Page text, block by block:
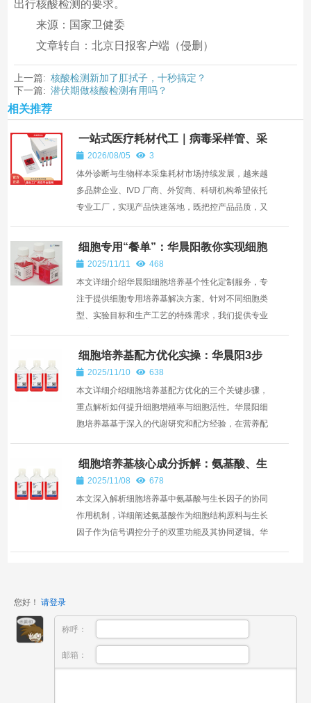
出行核酸检测的要求。
来源：国家卫健委
文章转自：北京日报客户端（侵删）
上一篇: 核酸检测新加了肛拭子，十秒搞定？
下一篇: 潜伏期做核酸检测有用吗？
相关推荐
一站式医疗耗材代工｜病毒采样管、采
样拭子、棉签杆注塑、来料加工服务
—— 深圳市华晨阳科技有限公司
2026/08/05
3
体外诊断与生物样本采集耗材市场持续发展，越来越
多品牌企业、IVD 厂商、外贸商、科研机构希望依托
专业工厂，实现产品快速落地，既把控产品品质，又
细胞专用“餐单”：华晨阳教你实现细胞
培养基个性化定制
2025/11/11
468
本文详细介绍华晨阳细胞培养基个性化定制服务，专
注于提供细胞专用培养基解决方案。针对不同细胞类
型、实验目标和生产工艺的特殊需求，我们提供专业
细胞培养基配方优化实操：华晨阳3步
提升细胞增殖率与活性
2025/11/10
638
本文详细介绍细胞培养基配方优化的三个关键步骤，
重点解析如何提升细胞增殖率与细胞活性。华晨阳细
胞培养基基于深入的代谢研究和配方经验，在营养配
细胞培养基核心成分拆解：氨基酸、生
长因子的协同作用
2025/11/08
678
本文深入解析细胞培养基中氨基酸与生长因子的协同
作用机制，详细阐述氨基酸作为细胞结构原料与生长
因子作为信号调控分子的双重功能及其协同逻辑。华
您好！ 请登录
称呼：
邮箱：